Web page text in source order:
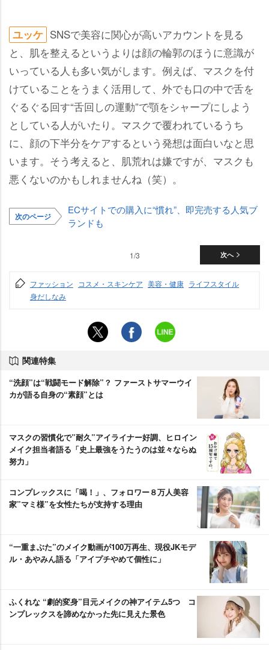
ユッケ SNSで美容に関心が高いアカウントを見る
と、肌を整えるというよりは顔の輪郭のほうに意識が
いっている人も多い気がします。例えば、マスクを付
けていることをうまく活用して、外でも口の中で舌を
ぐるぐる回す“舌回しの運動”で顎をシャープにしよう
としている人がいたり。マスクで覆われているうち
に、顔の下半分をケアするという発想は面白いなと思
います。そう考えると、肌荒れは嫌ですが、マスクも
悪くないのかもしれませんね（笑）。
次のページ
ECサイトでの購入に“慣れ”、即完売する人気ブ
ランドも
次へ
1/3
ファッション コスメ・スキンケア 美容・健康 ライフスタイル
身だしなみ
関連特集
“洗顔”は“戦闘モード解除”？ ファーストサマーウイ
カが語る自身の“素顔”とは
マスクの習慣化で”耐久”アイライナー好調、ヒロイン
メイク担当者語る「史上最強をうたうのは並々ならぬ
努力」
コンプレックスに「喝！」、フォロワー８万人美容
家”マミ様”を女性たちが支持する理由
“一重まぶた”のメイク動画が100万再生、現役JKモデ
ル・あやみん語る「アイプチやめて個性に」
ふくれな “劇的変身”目元メイクの神アイテム5つ コ
ンプレックスを諦めなかった先に見えた景色